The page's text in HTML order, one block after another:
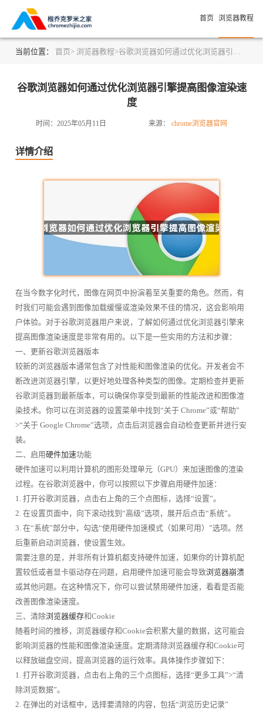
首页 浏览器教程
当前位置： 首页> 浏览器教程>谷歌浏览器如何通过优化浏览器引擎提高图像渲染速度
谷歌浏览器如何通过优化浏览器引擎提高图像渲染速
度
时间：2025年05月11日 来源： chrome浏览器官网
详情介绍
在当今数字化时代，图像在网页中扮演着至关重要的角色。然而，有
时我们可能会遇到图像加载缓慢或渲染效果不佳的情况，这会影响用
户体验。对于谷歌浏览器用户来说，了解如何通过优化浏览器引擎来
提高图像渲染速度是非常有用的。以下是一些实用的方法和步骤：
一、更新谷歌浏览器版本
较新的浏览器版本通常包含了对性能和图像渲染的优化。开发者会不
断改进浏览器引擎，以更好地处理各种类型的图像。定期检查并更新
谷歌浏览器到最新版本，可以确保你享受到最新的性能改进和图像渲
染技术。你可以在浏览器的设置菜单中找到“关于 Chrome”或“帮助”
>“关于 Google Chrome”选项，点击后浏览器会自动检查更新并进行安
装。
二、启用硬件加速功能
硬件加速可以利用计算机的图形处理单元（GPU）来加速图像的渲染
过程。在谷歌浏览器中，你可以按照以下步骤启用硬件加速：
1. 打开谷歌浏览器，点击右上角的三个点图标，选择“设置”。
2. 在设置页面中，向下滚动找到“高级”选项，展开后点击“系统”。
3. 在“系统”部分中，勾选“使用硬件加速模式（如果可用）”选项。然
后重新启动浏览器，使设置生效。
需要注意的是，并非所有计算机都支持硬件加速，如果你的计算机配
置较低或者显卡驱动存在问题，启用硬件加速可能会导致浏览器崩溃
或其他问题。在这种情况下，你可以尝试禁用硬件加速，看看是否能
改善图像渲染速度。
三、清除浏览器缓存和Cookie
随着时间的推移，浏览器缓存和Cookie会积累大量的数据，这可能会
影响浏览器的性能和图像渲染速度。定期清除浏览器缓存和Cookie可
以释放磁盘空间，提高浏览器的运行效率。具体操作步骤如下：
1. 打开谷歌浏览器，点击右上角的三个点图标，选择“更多工具”>“清
除浏览数据”。
2. 在弹出的对话框中，选择要清除的内容，包括“浏览历史记录”